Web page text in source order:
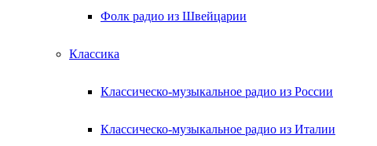
Фолк радио из Швейцарии
Классика
Классическо-музыкальное радио из России
Классическо-музыкальное радио из Италии